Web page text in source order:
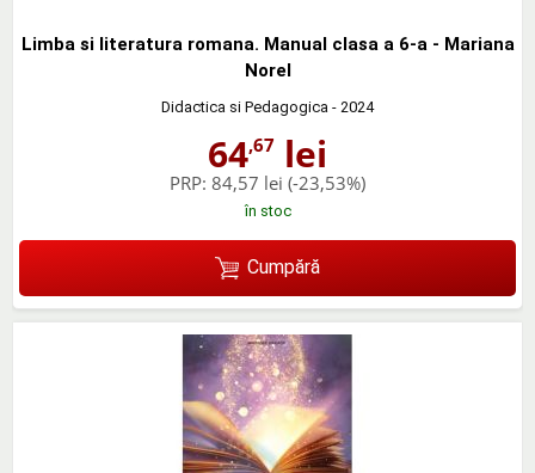
Limba si literatura romana. Manual clasa a 6-a - Mariana
Norel
Didactica si Pedagogica - 2024
64,67 lei
PRP: 84,57 lei (-23,53%)
în stoc
Cumpără